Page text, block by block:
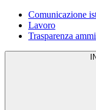
Comunicazione
Lavoro
Trasparenza